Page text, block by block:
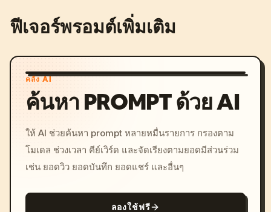
ฟีเจอร์พรอมต์เพิ่มเติม
คลัง AI
ค้นหา PROMPT ด้วย AI
ให้ AI ช่วยค้นหา prompt หลายหมื่นรายการ กรองตาม
โมเดล ช่วงเวลา คีย์เวิร์ด และจัดเรียงตามยอดมีส่วนร่วม
เช่น ยอดวิว ยอดบันทึก ยอดแชร์ และอื่นๆ
ลองใช้ฟรี